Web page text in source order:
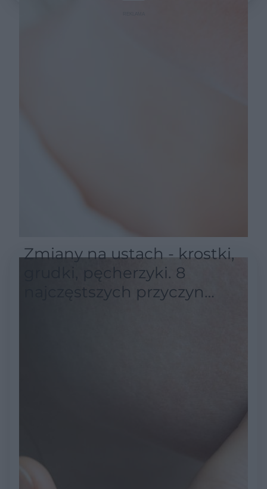
Zmiany na ustach - krostki,
grudki, pęcherzyki. 8
najczęstszych przyczyn